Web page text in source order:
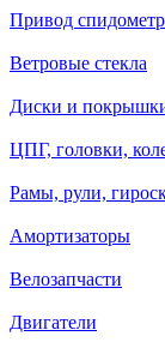
Привод
Ветровые стекла
Диски и
ЦПГ, головки,
Рамы, рули,
Амортизаторы
Велозапчасти
Двигатели